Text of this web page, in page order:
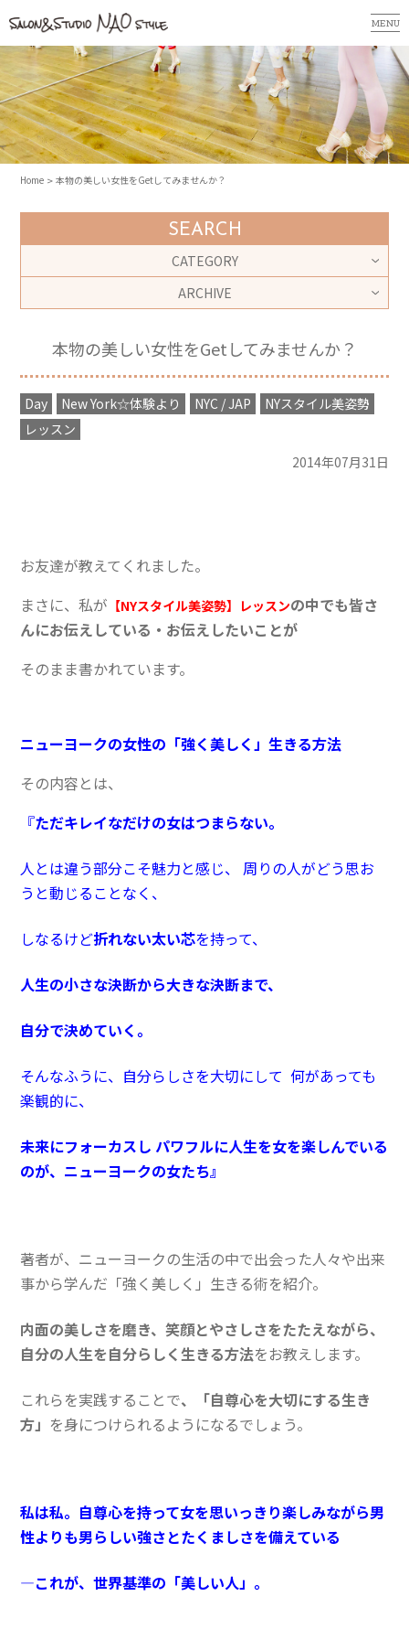
MENU
Home 本物の美しい女性をGetしてみませんか？
SEARCH
CATEGORY
ARCHIVE
本物の美しい女性をGetしてみませんか？
Day New York☆体験より NYC / JAP
NYスタイル美姿勢
レッスン
2014年07月31日
お友達が教えてくれました。
まさに、私が 【NYスタイル美姿勢】レッスンの中でも皆さ
んにお伝えしている・お伝えしたいことが
そのまま書かれています。
ニューヨークの女性の「強く美しく」生きる方法
その内容とは、
『ただキレイなだけの女はつまらない。
人とは違う部分こそ魅力と感じ、 周りの人がどう思お
うと動じることなく、
しなるけど折れない太い芯を持って、
人生の小さな決断から大きな決断まで、
自分で決めていく。
そんなふうに、自分らしさを大切にして 何があっても
楽観的に、
未来にフォーカスし パワフルに人生を女を楽しんでいる
のが、ニューヨークの女たち』
著者が、ニューヨークの生活の中で出会った人々や出来
事から学んだ「強く美しく」生きる術を紹介。
内面の美しさを磨き、笑顔とやさしさをたたえながら、
自分の人生を自分らしく生きる方法をお教えします。
これらを実践することで、「自尊心を大切にする生き
方」 を身につけられるようになるでしょう。
私は私。 自尊心を持って女を思いっきり楽しみながら男
性よりも男らしい強さとたくましさを備えている
―これが、世界基準の「美しい人」。